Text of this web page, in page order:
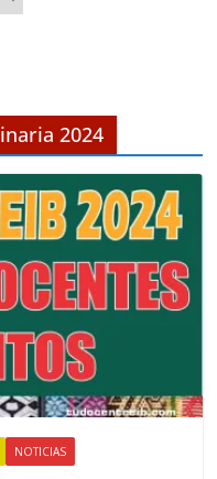
2024
NOTICIAS